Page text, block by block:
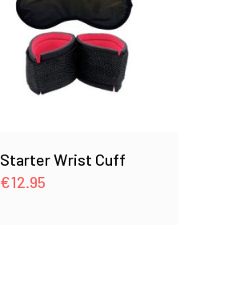
Starter Wrist Cuff
€12.95